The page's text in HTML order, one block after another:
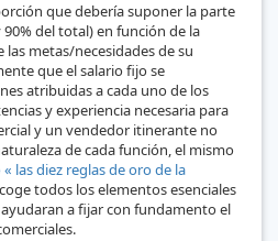
que debería suponer la parte
del total) en función de la
metas/necesidades de su
que el salario fijo se
atribuidas a cada uno de los
y experiencia necesaria para
y un vendedor itinerante no
de cada función, el mismo
las diez reglas de oro de la
todos los elementos esenciales
a fijar con fundamento el